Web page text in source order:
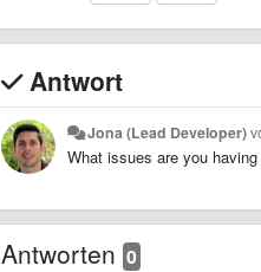
Antwort
Jona (Lead Developer)
What issues are you
Antworten 0